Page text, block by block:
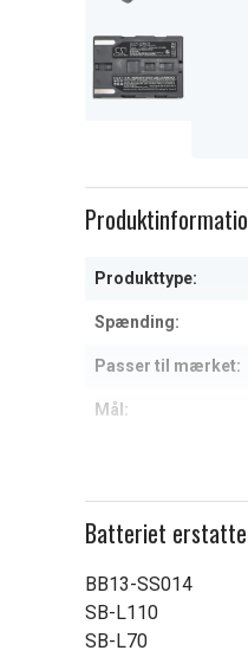
of
Produkttype:
Spænding:
Passer til mærket:
Mål:
Batteriet
BB13-SS014
SB-L110
SB-L70